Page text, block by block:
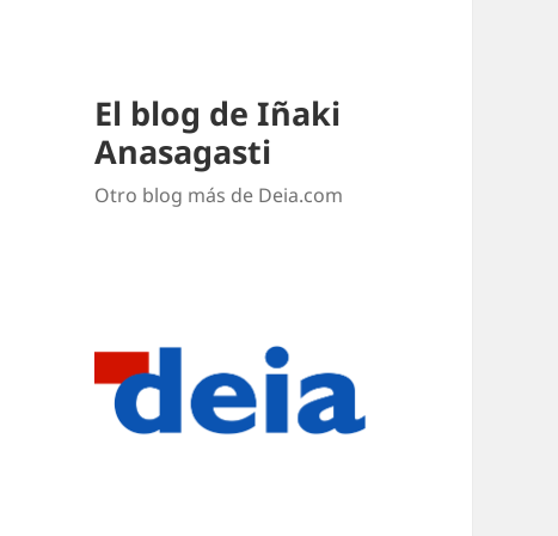
El blog de Iñaki
Anasagasti
Otro blog más de Deia.com